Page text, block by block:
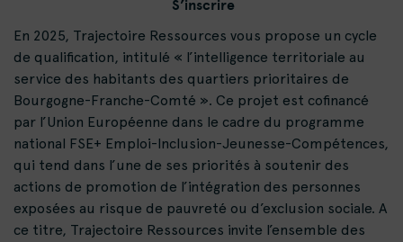
S’inscrire
En 2025, Trajectoire Ressources vous propose un cycle
de qualification, intitulé « l’intelligence territoriale au
service des habitants des quartiers prioritaires de
Bourgogne-Franche-Comté ». Ce projet est cofinancé
par l’Union Européenne dans le cadre du programme
national FSE+ Emploi-Inclusion-Jeunesse-Compétences,
qui tend dans l’une de ses priorités à soutenir des
actions de promotion de l’intégration des personnes
exposées au risque de pauvreté ou d’exclusion sociale. A
ce titre, Trajectoire Ressources invite l’ensemble des